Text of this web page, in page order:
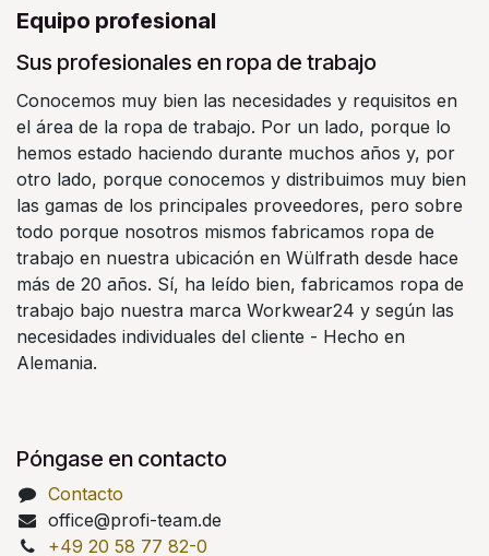
Equipo profesional
Sus profesionales en ropa de trabajo
Conocemos muy bien las necesidades y requisitos en
el área de la ropa de trabajo. Por un lado, porque lo
hemos estado haciendo durante muchos años y, por
otro lado, porque conocemos y distribuimos muy bien
las gamas de los principales proveedores, pero sobre
todo porque nosotros mismos fabricamos ropa de
trabajo en nuestra ubicación en Wülfrath desde hace
más de 20 años. Sí, ha leído bien, fabricamos ropa de
trabajo bajo nuestra marca Workwear24 y según las
necesidades individuales del cliente - Hecho en
Alemania.
Póngase en contacto
Contacto
office@profi-team.de
+49 20 58 77 82-0